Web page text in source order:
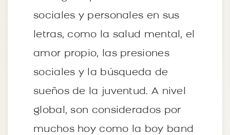
sociales y personales en sus
letras, como la salud mental, el
amor propio, las presiones
sociales y la búsqueda de
sueños de la juventud. A nivel
global, son considerados por
muchos hoy como la boy band